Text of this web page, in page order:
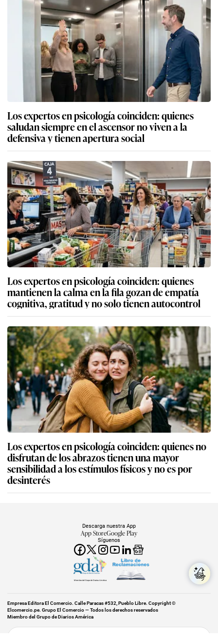
Los expertos en psicología coinciden: quienes
saludan siempre en el ascensor no viven a la
defensiva y tienen apertura social
Los expertos en psicología coinciden: quienes
mantienen la calma en la fila gozan de empatía
cognitiva, gratitud y no solo tienen autocontrol
Los expertos en psicología coinciden: quienes no
disfrutan de los abrazos tienen una mayor
sensibilidad a los estímulos físicos y no es por
desinterés
Síguenos
Descarga nuestra App
App StoreGoogle Play
Miembro del Grupo de Diarios América
Empresa Editora El Comercio. Calle Paracas #532, Pueblo Libre. Copyright ©
Elcomercio.pe. Grupo El Comercio — Todos los derechos reservados
Miembro del Grupo de Diarios América